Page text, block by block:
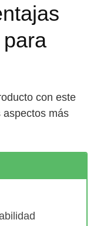
con este
aspectos más